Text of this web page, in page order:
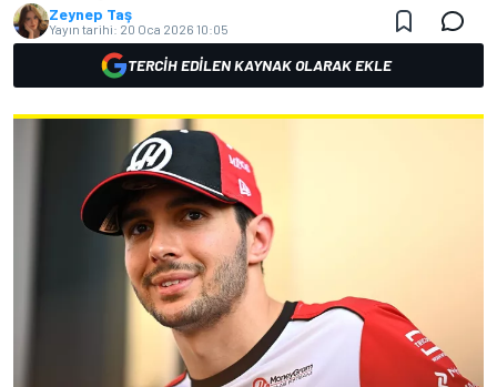
Zeynep Taş
Yayın tarihi: 20 Oca 2026 10:05
TERCIH EDILEN KAYNAK OLARAK EKLE